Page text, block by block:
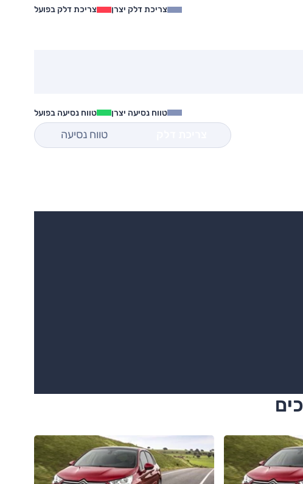
צריכת דלק יצרן צריכת דלק בפועל
טווח נסיעה יצרן טווח נסיעה בפועל
טווח נסיעה